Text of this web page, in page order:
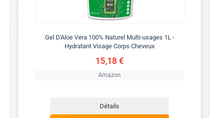
Gel D'Aloe Vera 100% Naturel Multi-usages 1L -
Hydratant Visage Corps Cheveux
15,18 €
Amazon
Détails